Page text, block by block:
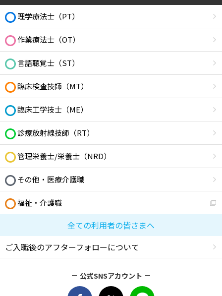
理学療法士（PT）
作業療法士（OT）
言語聴覚士（ST）
臨床検査技師（MT）
臨床工学技士（ME）
診療放射線技師（RT）
管理栄養士/栄養士（NRD）
その他・医療介護職
福祉・介護職
全ての利用者の皆さまへ
ご入職後のアフターフォローについて
公式SNSアカウント